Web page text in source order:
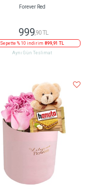
Forever Red
999,90 TL
Sepette % 10 indirim 899,91 TL
Aynı Gün Teslimat